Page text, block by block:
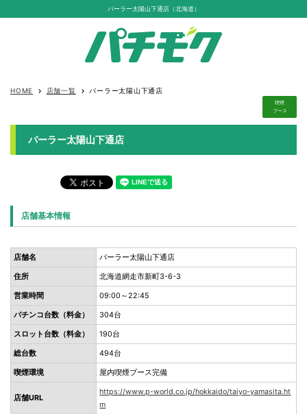
パーラー太陽山下通店（北海道）
HOME keyboard_arrow_right 店舗一覧 keyboard_arrow_right パーラー太陽山下通店
喫煙
ブース
パーラー太陽山下通店
店舗基本情報
店舗名 パーラー太陽山下通店
住所 北海道網走市新町3-6-3
営業時間 09:00～22:45
パチンコ台数（料金） 304台
スロット台数（料金） 190台
総台数 494台
喫煙環境 屋内喫煙ブース完備
店舗URL
https://www.p-world.co.jp/hokkaido/taiyo-yamasita.ht
m